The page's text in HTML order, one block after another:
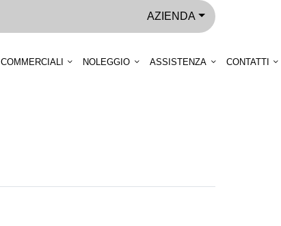
AZIENDA
NOLEGGIO ASSISTENZA CONTATTI